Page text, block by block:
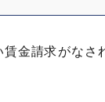
賃金請求がなさ